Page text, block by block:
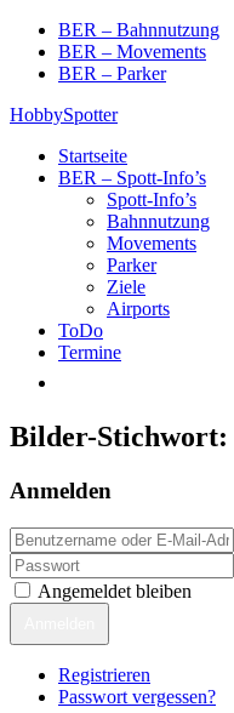
Skip
content
BER – Bahnnutzung
BER – Movements
BER – Parker
HobbySpotter
Startseite
BER – Spott-Info’s
Spott-Info’s
Bahnnutzung
Movements
Parker
Ziele
Airports
ToDo
Termine
Bilder-Stichwort:
Anmelden
Angemeldet bleiben
Registrieren
Passwort vergessen?